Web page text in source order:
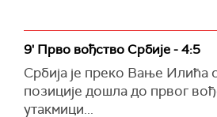
9' Прво вођство Србије - 4:5
Србија је преко Вање Илића
позиције дошла до првог
утакмици...